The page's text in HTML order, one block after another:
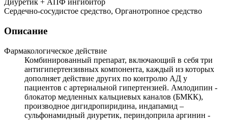
Диуретик + АПФ ингибитор
Сердечно-сосудистое средство, Органотропное средство
Описание
Фармакологическое действие
Комбинированный препарат, включающий в себя три
антигипертензивных компонента, каждый из которых
дополняет действие других по контролю АД у
пациентов с артериальной гипертензией. Амлодипин -
блокатор медленных кальциевых каналов (БМКК),
производное дигидропиридина, индапамид –
сульфонамидный диуретик, периндоприла аргинин -